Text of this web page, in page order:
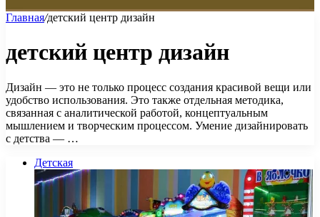
Главная/детский центр дизайн
детский центр дизайн
Дизайн — это не только процесс создания красивой вещи или
удобство использования. Это также отдельная методика,
связанная с аналитической работой, концептуальным
мышлением и творческим процессом. Умение дизайнировать
с детства — …
Детская